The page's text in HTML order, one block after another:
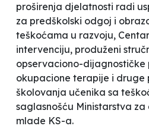
proširenja djelatnosti radi
za predškolski odgoj i
teškoćama u razvoju,
intervenciju, produženi
opservaciono-dijagnostičke
okupacione terapije i druge
školovanja učenika sa
saglasnošću Ministarstva
mlade KS-a.